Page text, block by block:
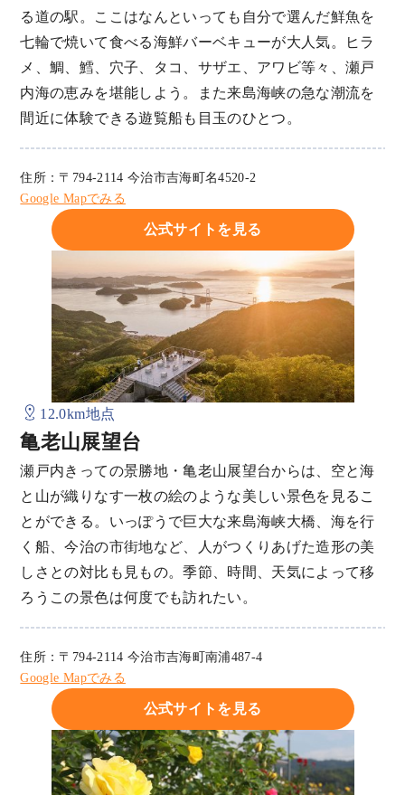
る道の駅。ここはなんといっても自分で選んだ鮮魚を
七輪で焼いて食べる海鮮バーベキューが大人気。ヒラ
メ、鯛、鱈、穴子、タコ、サザエ、アワビ等々、瀬戸
内海の恵みを堪能しよう。また来島海峡の急な潮流を
間近に体験できる遊覧船も目玉のひとつ。
住所：〒794-2114 今治市吉海町名4520-2
Google Mapでみる
公式サイトを見る
12.0km地点
亀老山展望台
瀬戸内きっての景勝地・亀老山展望台からは、空と海
と山が織りなす一枚の絵のような美しい景色を見るこ
とができる。いっぽうで巨大な来島海峡大橋、海を行
く船、今治の市街地など、人がつくりあげた造形の美
しさとの対比も見もの。季節、時間、天気によって移
ろうこの景色は何度でも訪れたい。
住所：〒794-2114 今治市吉海町南浦487-4
Google Mapでみる
公式サイトを見る